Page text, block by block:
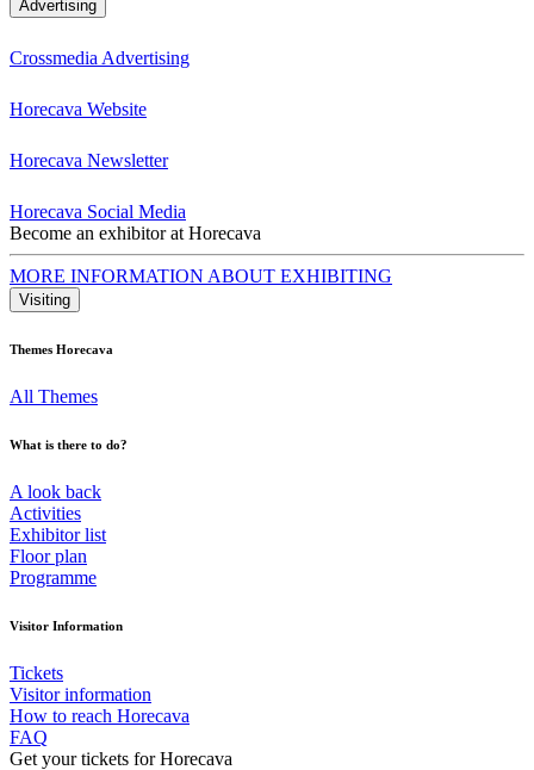
Advertising
Crossmedia Advertising
Horecava Website
Horecava Newsletter
Horecava Social Media
Become an exhibitor at Horecava
MORE INFORMATION ABOUT EXHIBITING
Visiting
Themes Horecava
All Themes
What is there to do?
A look back
Activities
Exhibitor list
Floor plan
Programme
Visitor Information
Tickets
Visitor information
How to reach Horecava
FAQ
Get your tickets for Horecava